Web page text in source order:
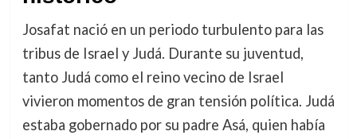
Josafat nació en un periodo turbulento para las
tribus de Israel y Judá. Durante su juventud,
tanto Judá como el reino vecino de Israel
vivieron momentos de gran tensión política. Judá
estaba gobernado por su padre Asá, quien había